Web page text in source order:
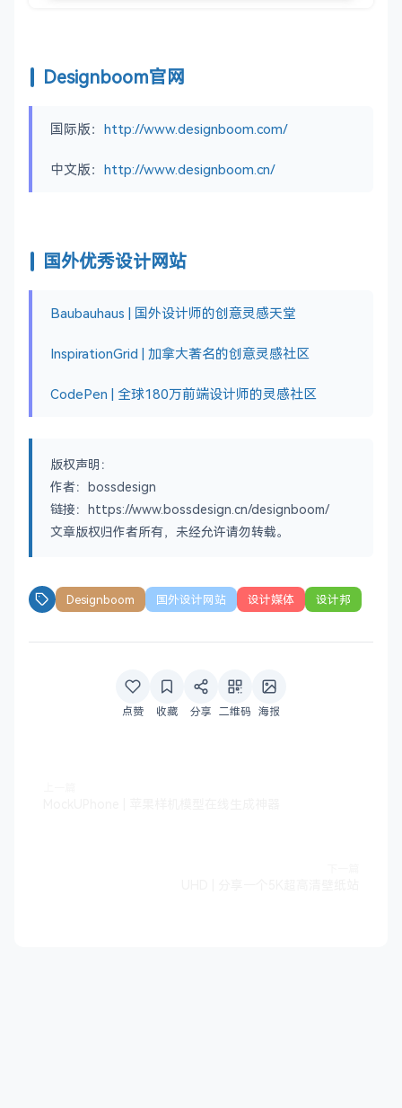
Designboom官网
国际版： http://www.designboom.com/
中文版： http://www.designboom.cn/
国外优秀设计网站
Baubauhaus | 国外设计师的创意灵感天堂
InspirationGrid | 加拿大著名的创意灵感社区
CodePen | 全球180万前端设计师的灵感社区
版权声明：
作者：bossdesign
链接：https://www.bossdesign.cn/designboom/
文章版权归作者所有，未经允许请勿转载。
Designboom 国外设计网站 设计媒体 设计邦
点赞 收藏 分享 二维码 海报